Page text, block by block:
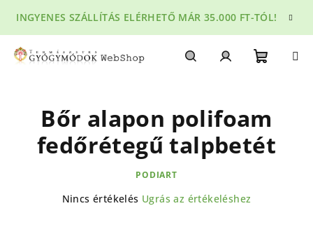
fő
tartalomhoz
INGYENES SZÁLLÍTÁS ELÉRHETŐ MÁR 35.000 FT-TÓL!
Bőr alapon polifoam
fedőrétegű talpbetét
PODIART
A
Nincs értékelés Ugrás az értékeléshez